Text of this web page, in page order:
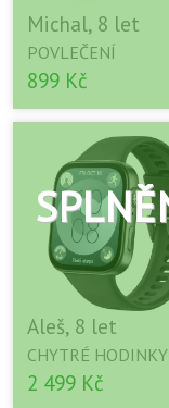
Michal, 8 let
POVLEČENÍ
899 Kč
Aleš, 8 let
CHYTRÉ HODINKY
2 499 Kč